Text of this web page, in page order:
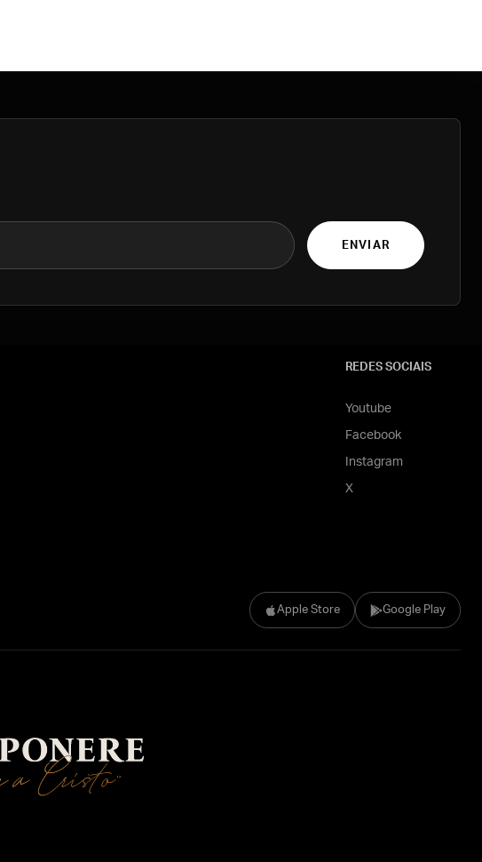
ENVIAR
Apple Store Google Play
REDES SOCIAIS
Youtube
Facebook
Instagram
X